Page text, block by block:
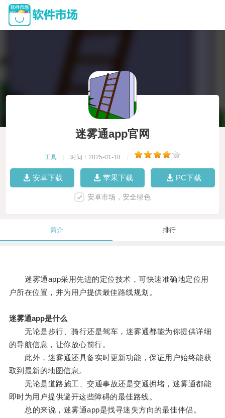
迷雾通app官网
工具 时间：2025-01-18
安卓下载 苹果下载 PC下载
安卓市场，安全绿色
简介 排行
迷雾通app采用先进的定位技术，可快速准确地定位用
户所在位置，并为用户提供最佳路线规划。
迷雾通app是什么
无论是步行、骑行还是驾车，迷雾通都能为你提供详细
的导航信息，让你放心前行。
此外，迷雾通还具备实时更新功能，保证用户始终能获
取到最新的地图信息。
无论是道路施工、交通事故还是交通拥堵，迷雾通都能
即时为用户提供避开这些障碍的最佳路线。
总的来说，迷雾通app是找寻迷失方向的最佳伴侣。